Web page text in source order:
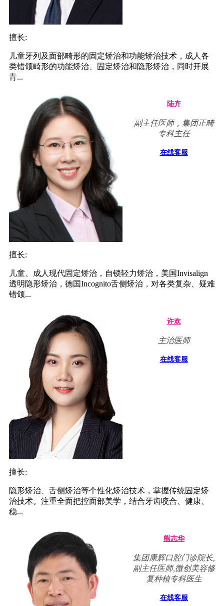
擅长:
儿童牙列及面部畸形的固定矫治和功能矫治技术，成人各
类错颌畸形的功能矫治、固定矫治和隐形矫治，同时开展
青...
陆卉
副主任医师，集团正畸
专科主任
在线客服
擅长:
儿童、成人现代固定矫治，自锁轻力矫治，美国Invisalign
透明隐形矫治，德国Incognito舌侧矫治，对各类复杂、疑难
错颌...
许欢
主治医师
在线客服
擅长:
隐形矫治、舌侧矫治等个性化矫治技术，掌握传统固定矫
治技术。注重全面把控面部美学，结合牙齿咬合、健康、
稳...
熊志华
集团康辉口腔门诊院长,
副主任医师,微创美容修
复种植专科医生
在线客服